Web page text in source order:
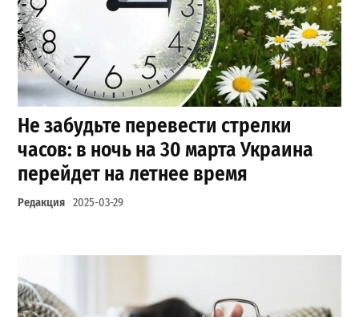
Не забудьте перевести стрелки
часов: в ночь на 30 марта Украина
перейдет на летнее время
Редакция 2025-03-29